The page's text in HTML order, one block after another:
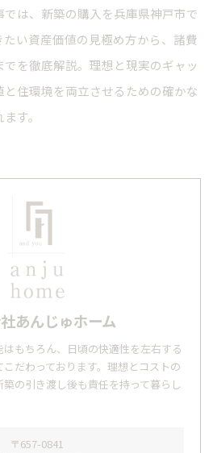
は、新築の購入を兵庫県神戸市で
い資産価値の見極め方から、諸費
を徹底解説。理想と現実のギャッ
住環境を両立させるための確かな
す。
あんじゅホーム
もちろん、日頃の快適性を左右する
だわっております。理想とコストの
の引き渡し後も責任を持って暮らし
〒657-0841